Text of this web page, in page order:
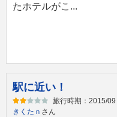
たホテルがこ...
駅に近い！
旅行時期：2015/09
きくたｎ さん